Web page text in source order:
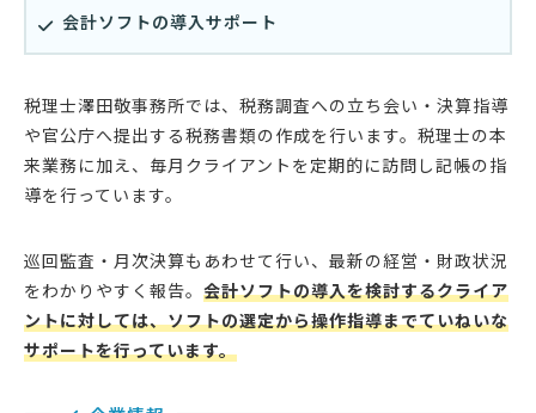
会計ソフトの導入サポート
税理士澤田敬事務所では、税務調査への立ち会い・決算指導
や官公庁へ提出する税務書類の作成を行います。税理士の本
来業務に加え、毎月クライアントを定期的に訪問し記帳の指
導を行っています。
巡回監査・月次決算もあわせて行い、最新の経営・財政状況
をわかりやすく報告。 会計ソフトの導入を検討するクライア
ントに対しては、ソフトの選定から操作指導までていねいな
サポートを行っています。